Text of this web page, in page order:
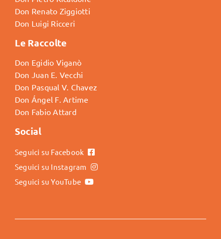
Don Renato Ziggiotti
Don Luigi Ricceri
Le Raccolte
Don Egidio Viganò
Don Juan E. Vecchi
Don Pasqual V. Chavez
Don Ángel F. Artime
Don Fabio Attard
Social
Seguici su Facebook
Seguici su Instagram
Seguici su YouTube